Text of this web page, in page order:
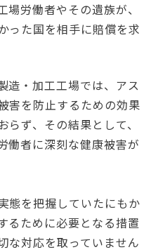
労働者やその遺族が、
った国を相手に賠償を求
造・加工工場では、アス
害を防止するための効果
ず、その結果として、
働者に深刻な健康被害が
態を把握していたにもか
るために必要となる措置
な対応を取っていません